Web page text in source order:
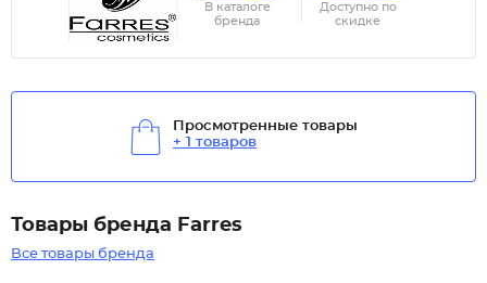
В каталоге
бренда
Доступно по
скидке
Просмотренные товары
+ 1 товаров
Товары бренда Farres
Все товары бренда